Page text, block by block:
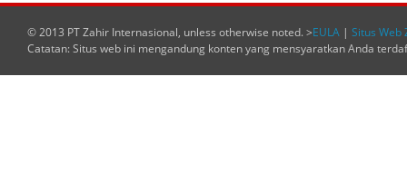
© 2013 PT Zahir Internasional, unless otherwise noted. >EULA | Situs Web
Catatan: Situs web ini mengandung konten yang mensyaratkan Anda